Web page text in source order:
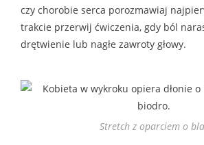
czy chorobie serca porozmawiaj
trakcie przerwij ćwiczenia, gdy ból
drętwienie lub nagłe zawroty głowy.
Stretch z oparciem o